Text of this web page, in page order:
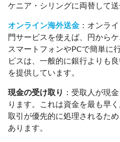
ケニア・シリングに両替して送
オンライン海外送金 ：オンラ
門サービスを使えば、円から
スマートフォンやPCで簡単に
ビスは、一般的に銀行よりも
を提供しています。
現金の受け取り ：受取人が現
ります。これは資金を最も早
取引が優先的に処理されるた
あります。